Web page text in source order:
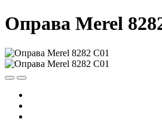
Оправа Merel